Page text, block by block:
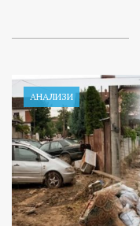
АНАЛИЗИ